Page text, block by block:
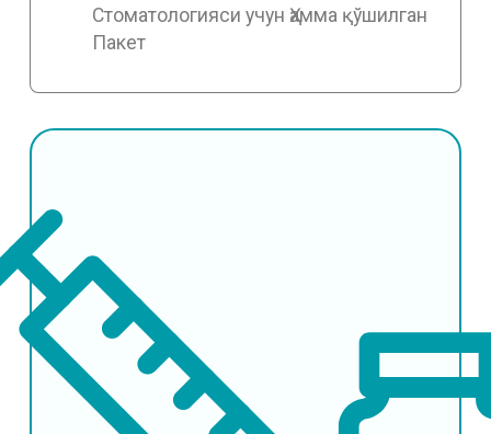
Стоматологияси учун Ҳамма қўшилган
Пакет